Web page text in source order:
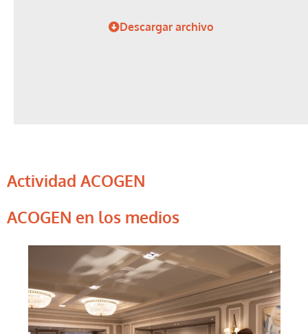
Descargar archivo
Actividad ACOGEN
ACOGEN en los medios